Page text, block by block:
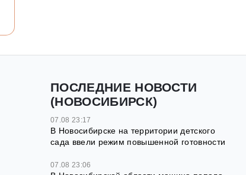
ПОСЛЕДНИЕ НОВОСТИ
(НОВОСИБИРСК)
07.08 23:17
В Новосибирске на территории детского
сада ввели режим повышенной готовности
07.08 23:06